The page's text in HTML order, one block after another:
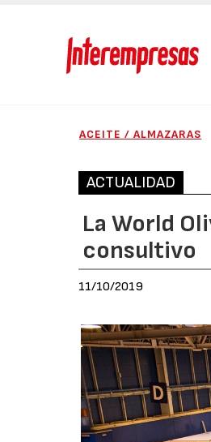
ACEITE / ALMAZARAS
ACTUALIDAD
La World
consultivo
11/10/2019